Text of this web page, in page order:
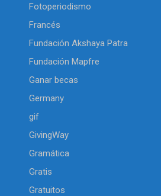
Fotoperiodismo
Francés
Fundación Akshaya Patra
Fundación Mapfre
Ganar becas
Germany
gif
GivingWay
Gramática
Gratis
Gratuitos